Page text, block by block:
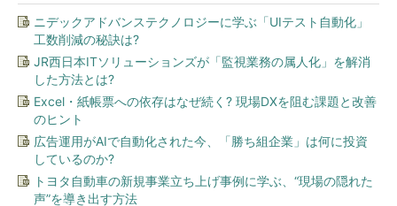
VDI向けの管理機能を追加されたリモート・デスク
トップ・サービスやHyper-V 2.0、Active Director
y、App-Vなどで構成される。なお、「RD」はRe
mote Desktopの略。
※詳細はWindows Server 2008 R2によるVDI実践
入門 第1回「デスクトップの仮想化とVDIの違いを
知っていますか？」参照。
RemoteFXとは
RemoteFXは、Windows Server 2008 R2 SP1のHyper-Vで実現
ニデックアドバンステクノロジーに学ぶ「UIテスト自動化」
工数削減の秘訣は?
JR西日本ITソリューションズが「監視業務の属人化」を解消
した方法とは?
Excel・紙帳票への依存はなぜ続く? 現場DXを阻む課題と改善
のヒント
広告運用がAIで自動化された今、「勝ち組企業」は何に投資
しているのか?
トヨタ自動車の新規事業立ち上げ事例に学ぶ、“現場の隠れた
声”を導き出す方法